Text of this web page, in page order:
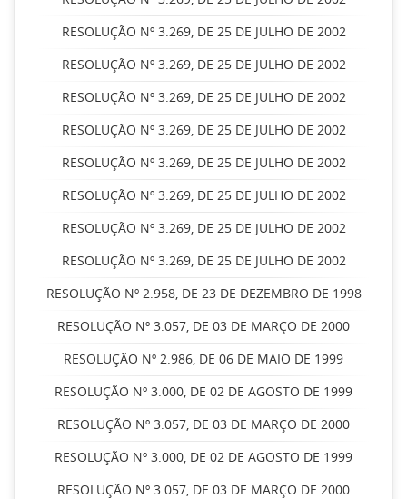
RESOLUÇÃO Nº 3.269, DE 25 DE JULHO DE 2002
RESOLUÇÃO Nº 3.269, DE 25 DE JULHO DE 2002
RESOLUÇÃO Nº 3.269, DE 25 DE JULHO DE 2002
RESOLUÇÃO Nº 3.269, DE 25 DE JULHO DE 2002
RESOLUÇÃO Nº 3.269, DE 25 DE JULHO DE 2002
RESOLUÇÃO Nº 3.269, DE 25 DE JULHO DE 2002
RESOLUÇÃO Nº 3.269, DE 25 DE JULHO DE 2002
RESOLUÇÃO Nº 3.269, DE 25 DE JULHO DE 2002
RESOLUÇÃO Nº 2.958, DE 23 DE DEZEMBRO DE 1998
RESOLUÇÃO Nº 3.057, DE 03 DE MARÇO DE 2000
RESOLUÇÃO Nº 2.986, DE 06 DE MAIO DE 1999
RESOLUÇÃO Nº 3.000, DE 02 DE AGOSTO DE 1999
RESOLUÇÃO Nº 3.057, DE 03 DE MARÇO DE 2000
RESOLUÇÃO Nº 3.000, DE 02 DE AGOSTO DE 1999
RESOLUÇÃO Nº 3.057, DE 03 DE MARÇO DE 2000